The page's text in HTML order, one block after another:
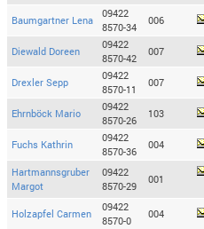
Baumgartner Lena
09422
8570-34
006
Diewald Doreen
09422
8570-42
007
Drexler Sepp
09422
8570-11
007
Ehrnböck Mario
09422
8570-26
103
Fuchs Kathrin
09422
8570-36
004
Hartmannsgruber
Margot
09422
8570-29
001
Holzapfel Carmen
09422
8570-0
004